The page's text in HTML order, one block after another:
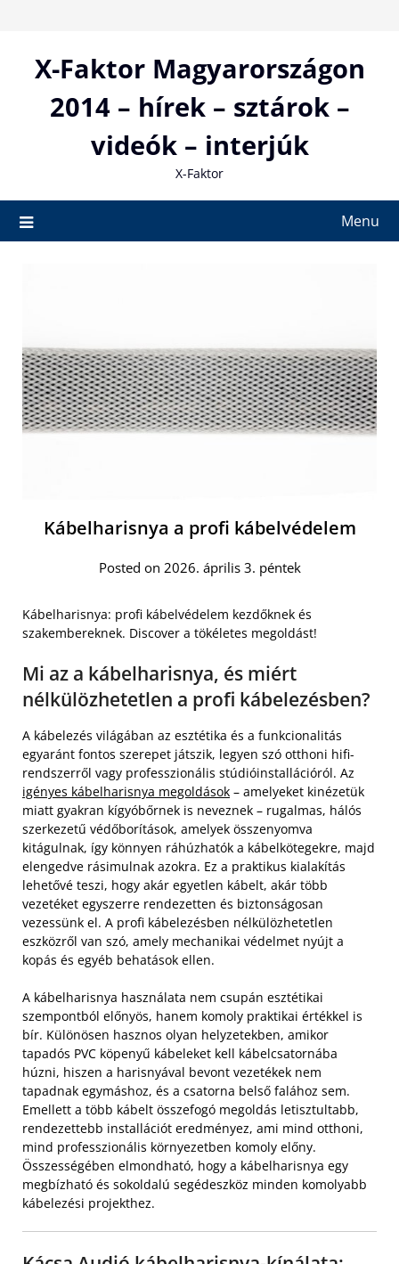
contentX-Faktor Magyarországon
2014 – hírek – sztárok –
videók – interjúk
X-Faktor
Menu
Kábelharisnya a profi kábelvédelem
Posted on 2026. április 3. péntek
Kábelharisnya: profi kábelvédelem kezdőknek és
szakembereknek. Discover a tökéletes megoldást!
Mi az a kábelharisnya, és miért
nélkülözhetetlen a profi kábelezésben?
A kábelezés világában az esztétika és a funkcionalitás
egyaránt fontos szerepet játszik, legyen szó otthoni hifi-
rendszerről vagy professzionális stúdióinstallációról. Az
igényes kábelharisnya megoldások – amelyeket kinézetük
miatt gyakran kígyóbőrnek is neveznek – rugalmas, hálós
szerkezetű védőborítások, amelyek összenyomva
kitágulnak, így könnyen ráhúzhatók a kábelkötegekre, majd
elengedve rásimulnak azokra. Ez a praktikus kialakítás
lehetővé teszi, hogy akár egyetlen kábelt, akár több
vezetéket egyszerre rendezetten és biztonságosan
vezessünk el. A profi kábelezésben nélkülözhetetlen
eszközről van szó, amely mechanikai védelmet nyújt a
kopás és egyéb behatások ellen.
A kábelharisnya használata nem csupán esztétikai
szempontból előnyös, hanem komoly praktikai értékkel is
bír. Különösen hasznos olyan helyzetekben, amikor
tapadós PVC köpenyű kábeleket kell kábelcsatornába
húzni, hiszen a harisnyával bevont vezetékek nem
tapadnak egymáshoz, és a csatorna belső falához sem.
Emellett a több kábelt összefogó megoldás letisztultabb,
rendezettebb installációt eredményez, ami mind otthoni,
mind professzionális környezetben komoly előny.
Összességében elmondható, hogy a kábelharisnya egy
megbízható és sokoldalú segédeszköz minden komolyabb
kábelezési projekthez.